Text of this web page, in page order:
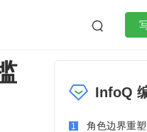

工作
微服务架构
InfoQ
1
角色边界重